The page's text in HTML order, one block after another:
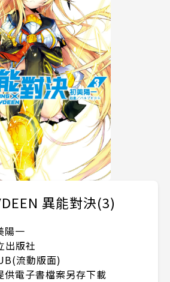
異能對決(3)
陽一
出版社
流動版面)
供電子書檔案另存下載